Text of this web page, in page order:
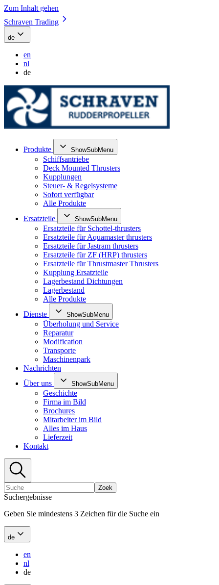
Zum Inhalt gehen
Schraven Trading
de
en
nl
de
Produkte ShowSubMenu
Schiffsantriebe
Deck Mounted Thrusters
Kupplungen
Steuer- & Regelsysteme
Sofort verfügbar
Alle Produkte
Ersatzteile
ShowSubMenu
Ersatzteile für Schottel-thrusters
Ersatzteile für Aquamaster thrusters
Ersatzteile für Jastram thrusters
Ersatzteile für ZF (HRP) thrusters
Ersatzteile für Thrustmaster Thrusters
Kupplung Ersatzteile
Lagerbestand Dichtungen
Lagerbestand
Alle Produkte
Dienste
ShowSubMenu
Überholung und Service
Reparatur
Modification
Transporte
Maschinenpark
Nachrichten
Über uns
ShowSubMenu
Geschichte
Firma im Bild
Brochures
Mitarbeiter im Bild
Alles im Haus
Lieferzeit
Kontakt
Zoek
Suchergebnisse
Geben Sie mindestens 3 Zeichen für die Suche ein
de
en
nl
de